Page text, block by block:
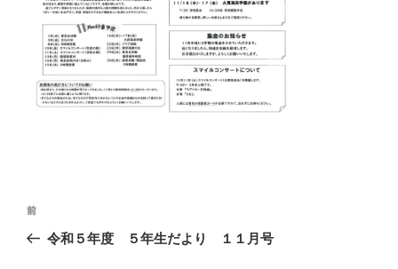
投
前
の
前
令和５年度 ５年生だより １１月号